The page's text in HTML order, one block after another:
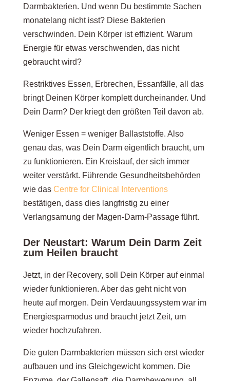
Die wichtigsten Punkte, die Du Dir merken
darfst
FAQ – Häufig gestellte Fragen zum Thema
Darmbakterien. Und wenn Du bestimmte Sachen
monatelang nicht isst? Diese Bakterien
verschwinden. Dein Körper ist effizient. Warum
Energie für etwas verschwenden, das nicht
gebraucht wird?
Restriktives Essen, Erbrechen, Essanfälle, all das
bringt Deinen Körper komplett durcheinander. Und
Dein Darm? Der kriegt den größten Teil davon ab.
Weniger Essen = weniger Ballaststoffe. Also
genau das, was Dein Darm eigentlich braucht, um
zu funktionieren. Ein Kreislauf, der sich immer
weiter verstärkt. Führende Gesundheitsbehörden
wie das Centre for Clinical Interventions
bestätigen, dass dies langfristig zu einer
Verlangsamung der Magen-Darm-Passage führt.
Der Neustart: Warum Dein Darm Zeit
zum Heilen braucht
Jetzt, in der Recovery, soll Dein Körper auf einmal
wieder funktionieren. Aber das geht nicht von
heute auf morgen. Dein Verdauungssystem war im
Energiesparmodus und braucht jetzt Zeit, um
wieder hochzufahren.
Die guten Darmbakterien müssen sich erst wieder
aufbauen und ins Gleichgewicht kommen. Die